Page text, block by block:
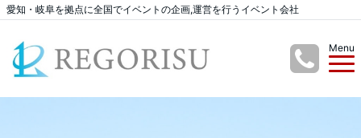
愛知・岐阜を拠点に全国でイベントの企画,運営を行うイベント会社
Menu